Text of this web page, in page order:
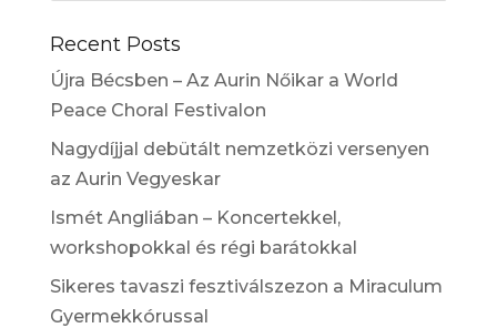
Recent Posts
Újra Bécsben – Az Aurin Nőikar a World
Peace Choral Festivalon
Nagydíjjal debütált nemzetközi versenyen
az Aurin Vegyeskar
Ismét Angliában – Koncertekkel,
workshopokkal és régi barátokkal
Sikeres tavaszi fesztiválszezon a Miraculum
Gyermekkórussal